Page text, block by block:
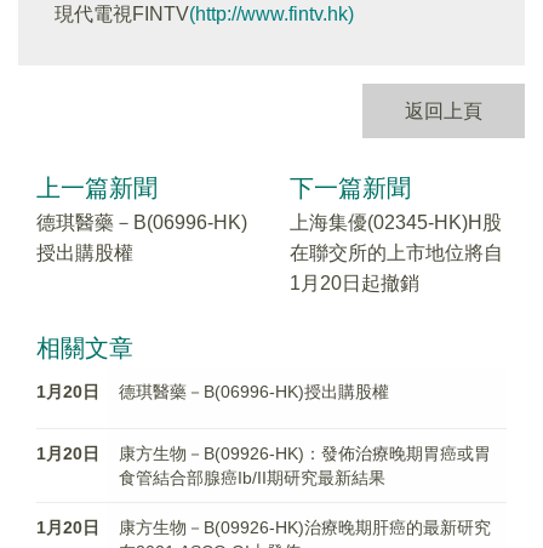
現代電視FINTV(http://www.fintv.hk)
返回上頁
上一篇新聞
德琪醫藥－B(06996-HK)
授出購股權
下一篇新聞
上海集優(02345-HK)H股
在聯交所的上市地位將自
1月20日起撤銷
相關文章
1月20日 德琪醫藥－B(06996-HK)授出購股權
1月20日
康方生物－B(09926-HK)：發佈治療晚期胃癌或胃
食管結合部腺癌Ib/II期研究最新結果
1月20日
康方生物－B(09926-HK)治療晚期肝癌的最新研究